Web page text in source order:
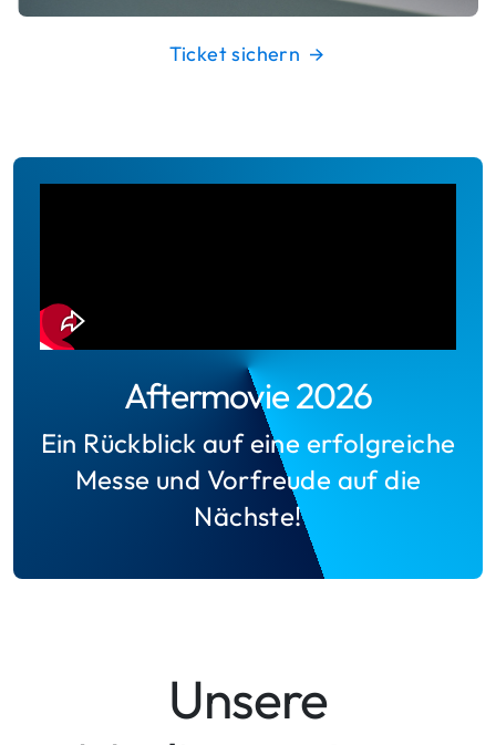
Ticket sichern
Aftermovie 2026
Ein Rückblick auf eine erfolgreiche
Messe und Vorfreude auf die
Nächste!
Unsere